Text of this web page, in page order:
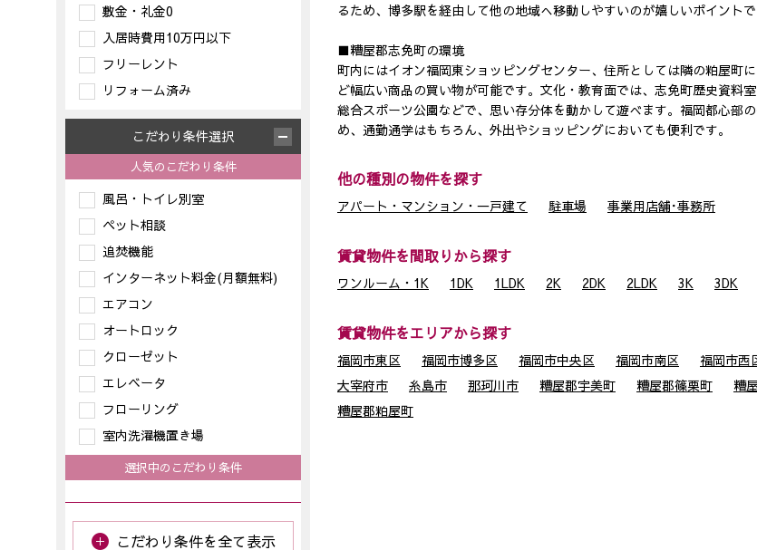
敷金・礼金0
入居時費用10万円以下
フリーレント
リフォーム済み
こだわり条件選択
人気のこだわり条件
風呂・トイレ別室
ペット相談
追焚機能
インターネット料金(月額無料)
エアコン
オートロック
クローゼット
エレベータ
フローリング
室内洗濯機置き場
選択中のこだわり条件
こだわり条件を全て表示
るため、博多駅を経由して他の地域へ移動しやすいのが嬉しいポイントで
■糟屋郡志免町の環境
町内にはイオン福岡東ショッピングセンター、住所としては隣の粕屋町
ど幅広い商品の買い物が可能です。文化・教育面では、志免町歴史資
総合スポーツ公園などで、思い存分体を動かして遊べます。福岡都心部
め、通勤通学はもちろん、外出やショッピングにおいても便利です。
他の種別の物件を探す
アパート・マンション・一戸建て 駐車場 事業用店舗･事務所
賃貸物件を間取りから探す
ワンルーム・1K 1DK 1LDK 2K 2DK 2LDK 3K 3DK
賃貸物件をエリアから探す
福岡市東区 福岡市博多区 福岡市中央区 福岡市南区 福岡市西
大宰府市
糸島市 那珂川市 糟屋郡宇美町 糟屋郡篠栗町 糟
糟屋郡粕屋町